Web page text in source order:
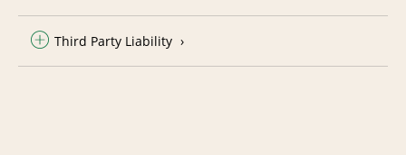
Third Party Liability